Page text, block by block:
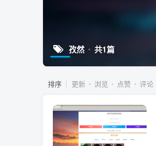
孜然 共1篇
排序 更新 浏览 点赞 评论